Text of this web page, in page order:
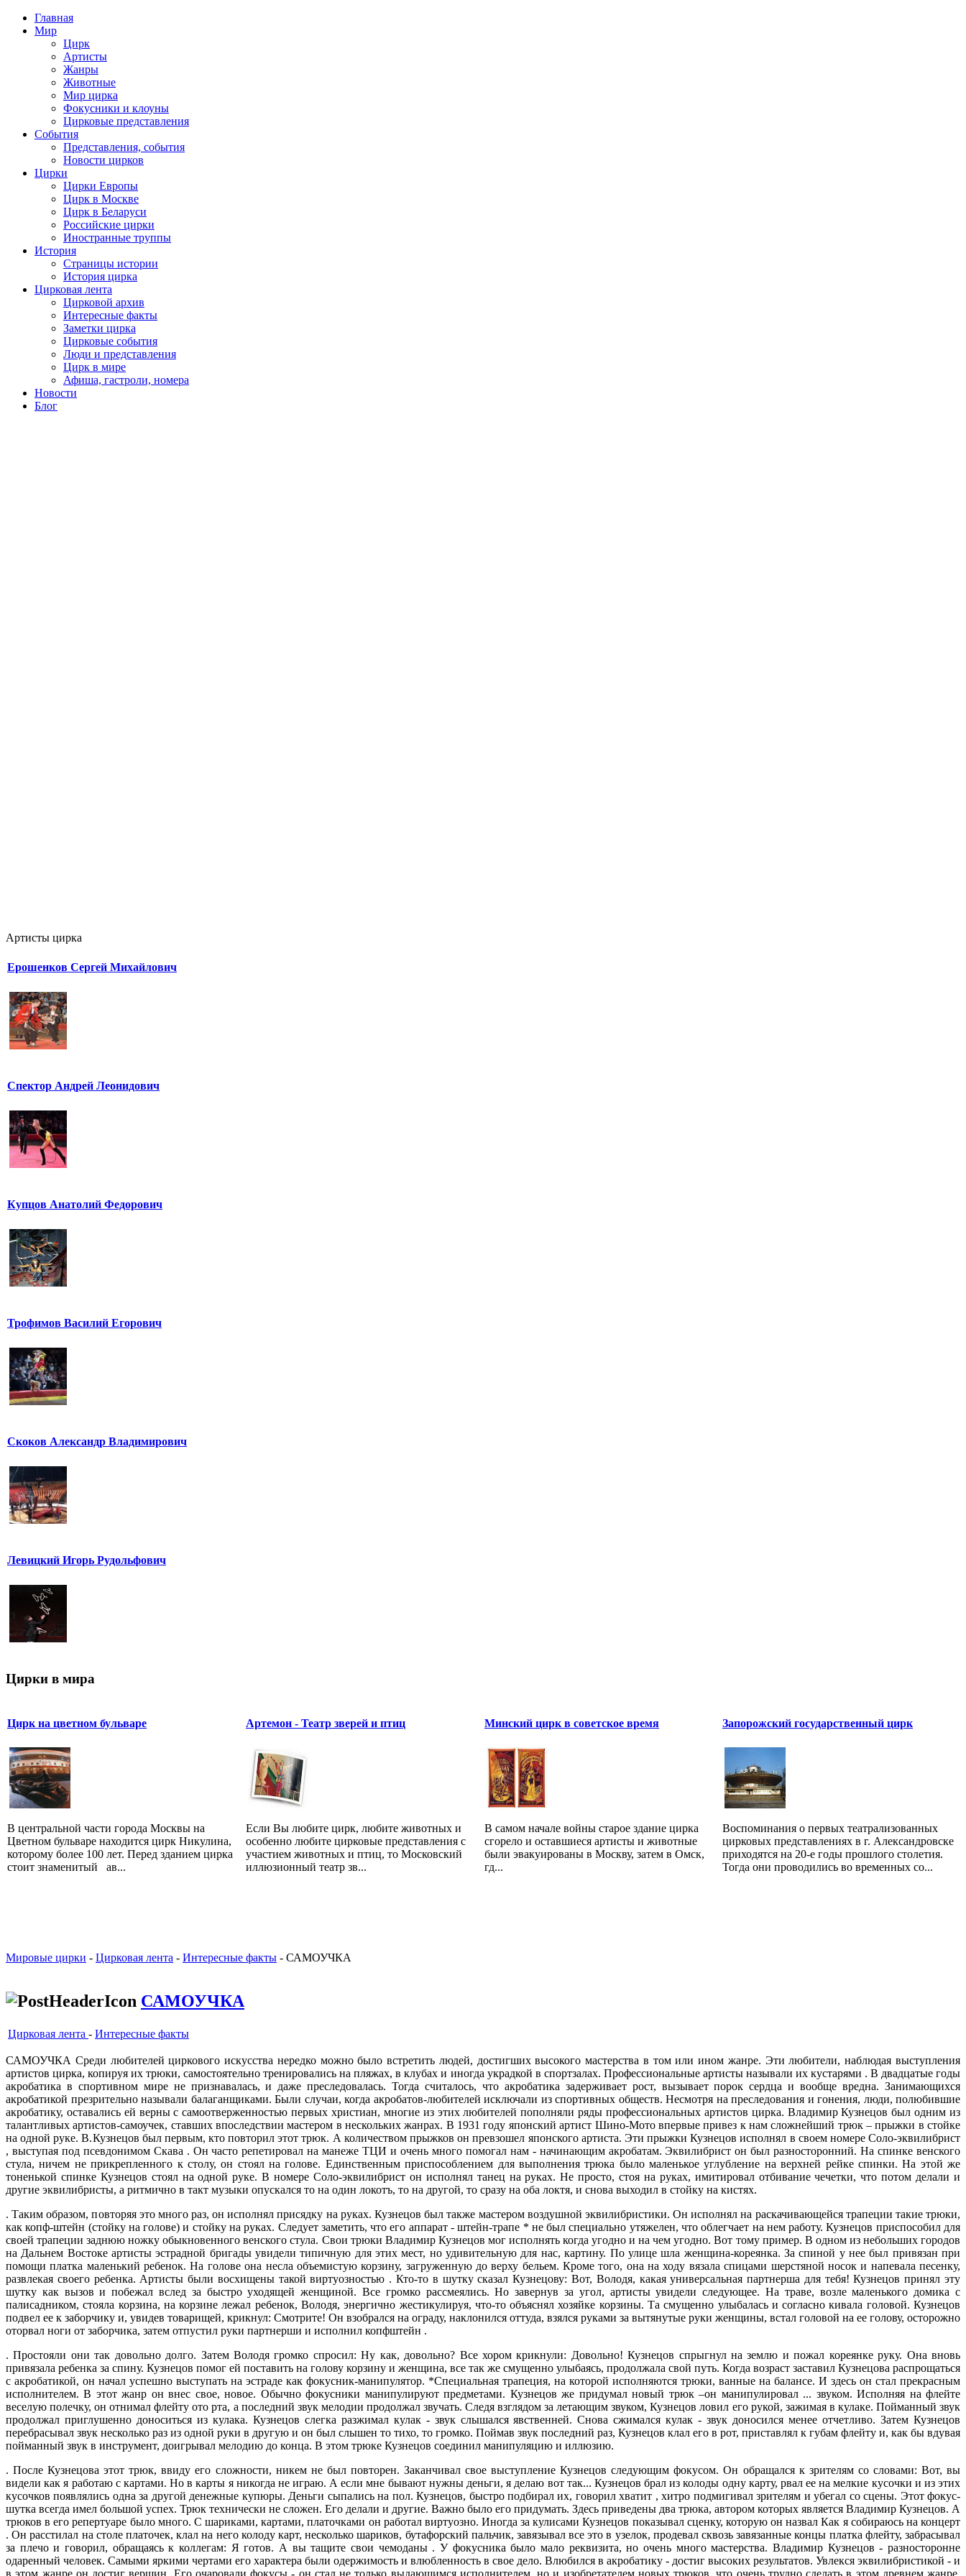
Главная
Мир
Цирк
Артисты
Жанры
Животные
Мир цирка
Фокусники и клоуны
Цирковые представления
События
Представления, события
Новости цирков
Цирки
Цирки Европы
Цирк в Москве
Цирк в Беларуси
Российские цирки
Иностранные труппы
История
Страницы истории
История цирка
Цирковая лента
Цирковой архив
Интересные факты
Заметки цирка
Цирковые события
Люди и представления
Цирк в мире
Афиша, гастроли, номера
Новости
Блог
Артисты цирка
Ерошенков Сергей Михайлович
Спектор Андрей Леонидович
Купцов Анатолий Федорович
Трофимов Василий Егорович
Скоков Александр Владимирович
Левицкий Игорь Рудольфович
Цирки в мира
Цирк на цветном бульваре
В центральной части города Москвы на
Цветном бульваре находится цирк Никулина,
которому более 100 лет. Перед зданием цирка
стоит знаменитый ав...
Артемон - Театр зверей и птиц
Если Вы любите цирк, любите животных и
особенно любите цирковые представления с
участием животных и птиц, то Московский
иллюзионный театр зв...
Минский цирк в советское время
В самом начале войны старое здание цирка
сгорело и оставшиеся артисты и животные
были эвакуированы в Москву, затем в Омск,
гд...
Запорожский государственный цирк
Воспоминания о первых театрализованных
цирковых представлениях в г. Александровске
приходятся на 20-е годы прошлого столетия.
Тогда они проводились во временных со...
Мировые цирки - Цирковая лента - Интересные факты - САМОУЧКА
САМОУЧКА
Цирковая лента - Интересные факты
САМОУЧКА Среди любителей циркового искусства нередко можно было встретить людей, достигших высокого мастерства в том или ином жанре. Эти любители, наблюдая выступления
артистов цирка, копируя их трюки, самостоятельно тренировались на пляжах, в клубах и иногда украдкой в спортзалах. Профессиональные артисты называли их кустарями . В двадцатые годы
акробатика в спортивном мире не признавалась, и даже преследовалась. Тогда считалось, что акробатика задерживает рост, вызывает порок сердца и вообще вредна. Занимающихся
акробатикой презрительно называли балаганщиками. Были случаи, когда акробатов-любителей исключали из спортивных обществ. Несмотря на преследования и гонения, люди, полюбившие
акробатику, оставались ей верны с самоотверженностью первых христиан, многие из этих любителей пополняли ряды профессиональных артистов цирка. Владимир Кузнецов был одним из
талантливых артистов-самоучек, ставших впоследствии мастером в нескольких жанрах. В 1931 году японский артист Шино-Мото впервые привез к нам сложнейший трюк – прыжки в стойке
на одной руке. В.Кузнецов был первым, кто повторил этот трюк. А количеством прыжков он превзошел японского артиста. Эти прыжки Кузнецов исполнял в своем номере Соло-эквилибрист
, выступая под псевдонимом Скава . Он часто репетировал на манеже ТЦИ и очень много помогал нам - начинающим акробатам. Эквилибрист он был разносторонний. На спинке венского
стула, ничем не прикрепленного к столу, он стоял на голове. Единственным приспособлением для выполнения трюка было маленькое углубление на верхней рейке спинки. На этой же
тоненькой спинке Кузнецов стоял на одной руке. В номере Соло-эквилибрист он исполнял танец на руках. Не просто, стоя на руках, имитировал отбивание чечетки, что потом делали и
другие эквилибристы, а ритмично в такт музыки опускался то на один локотъ, то на другой, то сразу на оба локтя, и снова выходил в стойку на кистях.
. Таким образом, повторяя это много раз, он исполнял присядку на руках. Кузнецов был также мастером воздушной эквилибристики. Он исполнял на раскачивающейся трапеции такие трюки,
как копф-штейн (стойку на голове) и стойку на руках. Следует заметить, что его аппарат - штейн-трапе * не был специально утяжелен, что облегчает на нем работу. Кузнецов приспособил для
своей трапеции заднюю ножку обыкновенного венского стула. Свои трюки Владимир Кузнецов мог исполнять когда угодно и на чем угодно. Вот тому пример. В одном из небольших городов
на Дальнем Востоке артисты эстрадной бригады увидели типичную для этих мест, но удивительную для нас, картину. По улице шла женщина-кореянка. За спиной у нее был привязан при
помощи платка маленький ребенок. На голове она несла объемистую корзину, загруженную до верху бельем. Кроме того, она на ходу вязала спицами шерстяной носок и напевала песенку,
развлекая своего ребенка. Артисты были восхищены такой виртуозностью . Кто-то в шутку сказал Кузнецову: Вот, Володя, какая универсальная партнерша для тебя! Кузнецов принял эту
шутку как вызов и побежал вслед за быстро уходящей женщиной. Все громко рассмеялись. Но завернув за угол, артисты увидели следующее. На траве, возле маленького домика с
палисадником, стояла корзина, на корзине лежал ребенок, Володя, энергично жестикулируя, что-то объяснял хозяйке корзины. Та смущенно улыбалась и согласно кивала головой. Кузнецов
подвел ее к заборчику и, увидев товарищей, крикнул: Смотрите! Он взобрался на ограду, наклонился оттуда, взялся руками за вытянутые руки женщины, встал головой на ее голову, осторожно
оторвал ноги от заборчика, затем отпустил руки партнерши и исполнил копфштейн .
. Простояли они так довольно долго. Затем Володя громко спросил: Ну как, довольно? Все хором крикнули: Довольно! Кузнецов спрыгнул на землю и пожал кореянке руку. Она вновь
привязала ребенка за спину. Кузнецов помог ей поставить на голову корзину и женщина, все так же смущенно улыбаясь, продолжала свой путь. Когда возраст заставил Кузнецова распрощаться
с акробатикой, он начал успешно выступать на эстраде как фокусник-манипулятор. *Специальная трапеция, на которой исполняются трюки, ванные на балансе. И здесь он стал прекрасным
исполнителем. В этот жанр он внес свое, новое. Обычно фокусники манипулируют предметами. Кузнецов же придумал новый трюк –он манипулировал ... звуком. Исполняя на флейте
веселую полечку, он отнимал флейту ото рта, а последний звук мелодии продолжал звучать. Следя взглядом за летающим звуком, Кузнецов ловил его рукой, зажимая в кулаке. Пойманный звук
продолжал приглушенно доноситься из кулака. Кузнецов слегка разжимал кулак - звук слышался явственней. Снова сжимался кулак - звук доносился менее отчетливо. Затем Кузнецов
перебрасывал звук несколько раз из одной руки в другую и он был слышен то тихо, то громко. Поймав звук последний раз, Кузнецов клал его в рот, приставлял к губам флейту и, как бы вдувая
пойманный звук в инструмент, доигрывал мелодию до конца. В этом трюке Кузнецов соединил манипуляцию и иллюзию.
. После Кузнецова этот трюк, ввиду его сложности, никем не был повторен. Заканчивал свое выступление Кузнецов следующим фокусом. Он обращался к зрителям со словами: Вот, вы
видели как я работаю с картами. Но в карты я никогда не играю. А если мне бывают нужны деньги, я делаю вот так... Кузнецов брал из колоды одну карту, рвал ее на мелкие кусочки и из этих
кусочков появлялись одна за другой денежные купюры. Деньги сыпались на пол. Кузнецов, быстро подбирал их, говорил хватит , хитро подмигивал зрителям и убегал со сцены. Этот фокус-
шутка всегда имел большой успех. Трюк технически не сложен. Его делали и другие. Важно было его придумать. Здесь приведены два трюка, автором которых является Владимир Кузнецов. А
трюков в его репертуаре было много. С шариками, картами, платочками он работал виртуозно. Иногда за кулисами Кузнецов показывал сценку, которую он назвал Как я собираюсь на концерт
. Он расстилал на столе платочек, клал на него колоду карт, несколько шариков, бутафорский пальчик, завязывал все это в узелок, продевал сквозь завязанные концы платка флейту, забрасывал
за плечо и говорил, обращаясь к коллегам: Я готов. А вы тащите свои чемоданы . У фокусника было мало реквизита, но очень много мастерства. Владимир Кузнецов - разносторонне
одаренный человек. Самыми яркими чертами его характера были одержимость и влюбленность в свое дело. Влюбился в акробатику - достиг высоких результатов. Увлекся эквилибристикой - и